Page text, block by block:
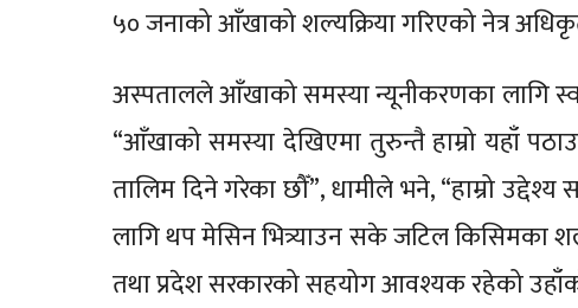
५० जनाको आँखाको शल्यक्रिया गरिएको नेत्र
अस्पतालले आँखाको समस्या न्यूनीकरणका लागि
“आँखाको समस्या देखिएमा तुरुन्तै हाम्रो यहाँ
तालिम दिने गरेका छौँ”, धामीले भने, “हाम्रो
लागि थप मेसिन भित्र्याउन सके जटिल किसिमका
तथा प्रदेश सरकारको सहयोग आवश्यक रहेको